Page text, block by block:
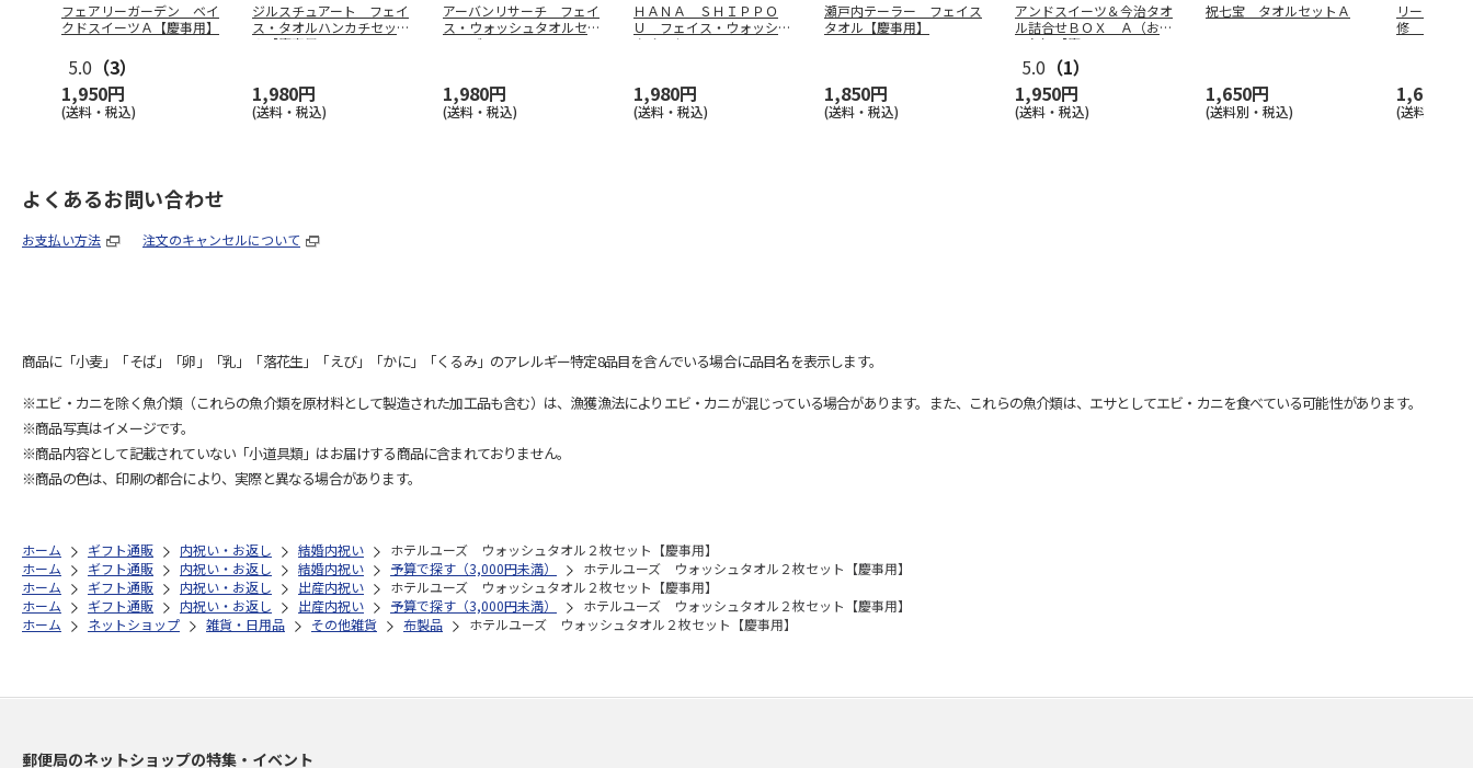
フェアリーガーデン ベイ
クドスイーツＡ【慶事用】
5.0 （3）
1,950円
(送料・税込)
ジルスチュアート フェイ
ス・タオルハンカチセット
Ａ【慶事用
1,980円
(送料・税込)
アーバンリサーチ フェイ
ス・ウォッシュタオルセッ
ト ブルー
1,980円
(送料・税込)
ＨＡＮＡ ＳＨＩＰＰＯ
Ｕ フェイス・ウォッシュ
タオルセット
1,980円
(送料・税込)
瀬戸内テーラー フェイス
タオル【慶事用】
1,850円
(送料・税込)
アンドスイーツ＆今治タオ
ル詰合せＢＯＸ Ａ（お名
入れ）【慶
5.0 （1）
1,950円
(送料・税込)
祝七宝 タオルセットＡ
1,650円
(送料別・税込)
リーガロイ
修 ロイヤ
1,620円
(送料別・税
よくあるお問い合わせ
お支払い方法 注文のキャンセルについて
商品に「小麦」「そば」「卵」「乳」「落花生」「えび」「かに」「くるみ」のアレルギー特定8品目を含んでいる場合に品目名を表示します。
※エビ・カニを除く魚介類（これらの魚介類を原材料として製造された加工品も含む）は、漁獲漁法によりエビ・カニが混じっている場合があります。また、これらの魚介類は、エサとしてエビ・カニを食べている可能性があります。
※商品写真はイメージです。
※商品内容として記載されていない「小道具類」はお届けする商品に含まれておりません。
※商品の色は、印刷の都合により、実際と異なる場合があります。
ホーム ギフト通販 内祝い・お返し 結婚内祝い
ホテルユーズ ウォッシュタオル２枚セット【慶事用】
ホーム
ギフト通販 内祝い・お返し 結婚内祝い 予算で探す（3,000円未満）
ホテルユーズ ウォッシュタオル２枚セット【慶事用】
ホーム
ギフト通販 内祝い・お返し 出産内祝い
ホテルユーズ ウォッシュタオル２枚セット【慶事用】
ホーム
ギフト通販 内祝い・お返し 出産内祝い 予算で探す（3,000円未満）
ホテルユーズ ウォッシュタオル２枚セット【慶事用】
ホーム
ネットショップ 雑貨・日用品 その他雑貨 布製品 ホテルユーズ ウォッシュタオル２枚セット【慶事用】
郵便局のネットショップの特集・イベント